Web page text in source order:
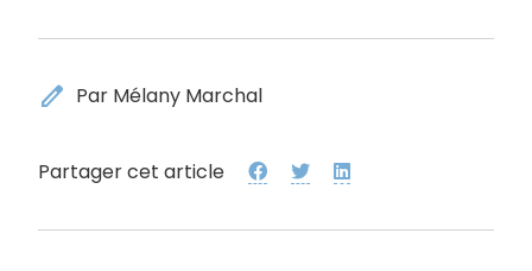
edit Par Mélany Marchal
Partager cet article